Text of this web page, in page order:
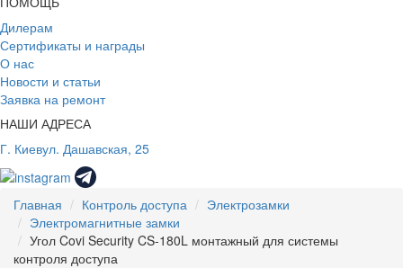
Дилерам
Сертификаты и награды
О нас
Новости и статьи
Заявка на ремонт
НАШИ АДРЕСА
Г. Киевул. Дашавская, 25
Главная Контроль доступа
Электрозамки
Электромагнитные замки
Угол Covi Security CS-180L монтажный для системы
контроля доступа